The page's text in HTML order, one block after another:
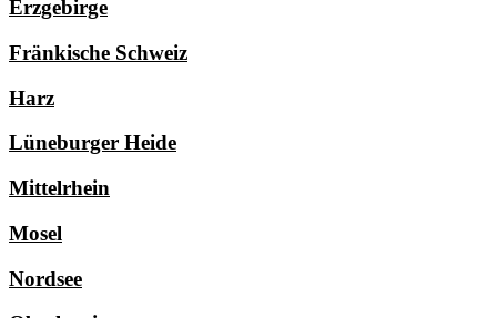
Erzgebirge
Fränkische Schweiz
Harz
Lüneburger Heide
Mittelrhein
Mosel
Nordsee